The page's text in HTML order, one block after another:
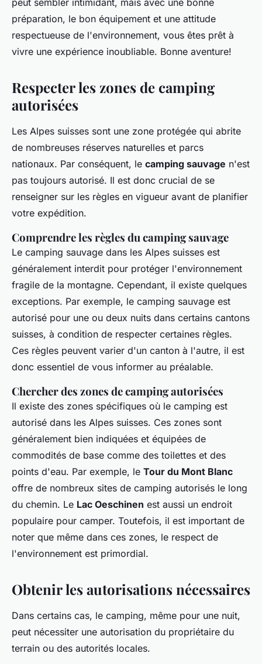
préparation, le bon équipement et une attitude
respectueuse de l'environnement, vous êtes prêt à
vivre une expérience inoubliable. Bonne aventure!
Respecter les zones de camping
autorisées
Les Alpes suisses sont une zone protégée qui abrite
de nombreuses réserves naturelles et parcs
nationaux. Par conséquent, le camping sauvage n'est
pas toujours autorisé. Il est donc crucial de se
renseigner sur les règles en vigueur avant de planifier
votre expédition.
Comprendre les règles du camping sauvage
Le camping sauvage dans les Alpes suisses est
généralement interdit pour protéger l'environnement
fragile de la montagne. Cependant, il existe quelques
exceptions. Par exemple, le camping sauvage est
autorisé pour une ou deux nuits dans certains cantons
suisses, à condition de respecter certaines règles.
Ces règles peuvent varier d'un canton à l'autre, il est
donc essentiel de vous informer au préalable.
Chercher des zones de camping autorisées
Il existe des zones spécifiques où le camping est
autorisé dans les Alpes suisses. Ces zones sont
généralement bien indiquées et équipées de
commodités de base comme des toilettes et des
points d'eau. Par exemple, le Tour du Mont Blanc
offre de nombreux sites de camping autorisés le long
du chemin. Le Lac Oeschinen est aussi un endroit
populaire pour camper. Toutefois, il est important de
noter que même dans ces zones, le respect de
l'environnement est primordial.
Obtenir les autorisations nécessaires
Dans certains cas, le camping, même pour une nuit,
peut nécessiter une autorisation du propriétaire du
terrain ou des autorités locales.